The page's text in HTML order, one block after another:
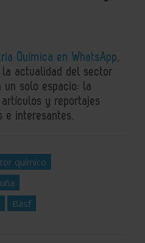
Química en WhatsApp,
actualidad del sector
solo espacio: la
y reportajes
e interesantes.
químico
Basf